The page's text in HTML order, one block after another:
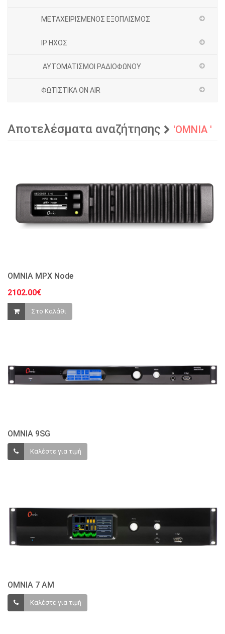
ΜΕΤΑΧΕΙΡΙΣΜΕΝΟΣ ΕΞΟΠΛΙΣΜΟΣ
IP ΗΧΟΣ
ΑΥΤΟΜΑΤΙΣΜΟΙ ΡΑΔΙΟΦΩΝΟΥ
ΦΩΤΙΣΤΙΚΑ ON AIR
Αποτελέσματα αναζήτησης 'OMNIA '
OMNIA MPX Node
2102.00€
Στο Καλάθι
ΟΜΝΙΑ 9SG
Καλέστε για τιμή
ΟΜΝΙΑ 7 ΑΜ
Καλέστε για τιμή